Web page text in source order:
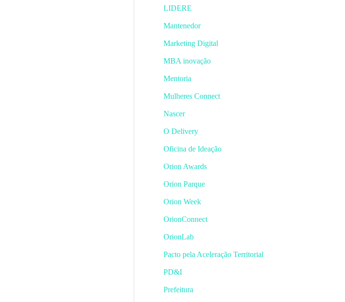
LIDERE
Mantenedor
Marketing Digital
MBA inovação
Mentoria
Mulheres Connect
Nascer
O Delivery
Oficina de Ideação
Orion Awards
Orion Parque
Orion Week
OrionConnect
OrionLab
Pacto pela Aceleração Territorial
PD&I
Prefeitura